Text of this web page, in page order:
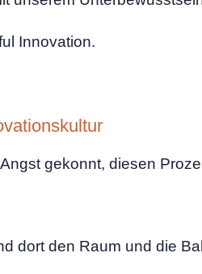
Innovation.
gekonnt, diesen
dort den Raum und die